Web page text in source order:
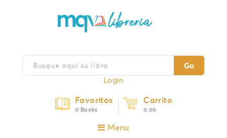
Go
Login
Favoritos
0 Books
Carrito
0.00
Menu